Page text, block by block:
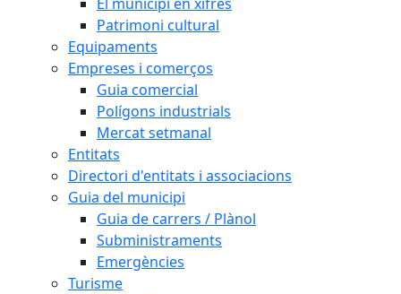
Patrimoni cultural
Equipaments
Empreses i comerços
Guia comercial
Polígons industrials
Mercat setmanal
Entitats
Directori d'entitats i associacions
Guia del municipi
Guia de carrers / Plànol
Subministraments
Emergències
Turisme